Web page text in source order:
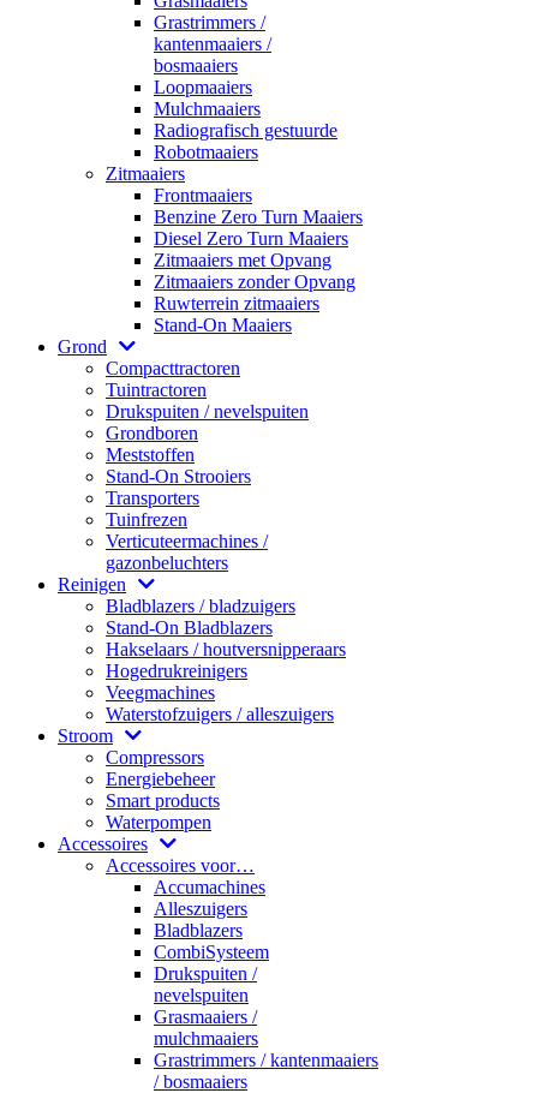
Grastrimmers /
kantenmaaiers /
bosmaaiers
Loopmaaiers
Mulchmaaiers
Radiografisch gestuurde
Robotmaaiers
Zitmaaiers
Frontmaaiers
Benzine Zero Turn Maaiers
Diesel Zero Turn Maaiers
Zitmaaiers met Opvang
Zitmaaiers zonder Opvang
Ruwterrein zitmaaiers
Stand-On Maaiers
Grond
Compacttractoren
Tuintractoren
Drukspuiten / nevelspuiten
Grondboren
Meststoffen
Stand-On Strooiers
Transporters
Tuinfrezen
Verticuteermachines /
gazonbeluchters
Reinigen
Bladblazers / bladzuigers
Stand-On Bladblazers
Hakselaars / houtversnipperaars
Hogedrukreinigers
Veegmachines
Waterstofzuigers / alleszuigers
Stroom
Compressors
Energiebeheer
Smart products
Waterpompen
Accessoires
Accessoires voor…
Accumachines
Alleszuigers
Bladblazers
CombiSysteem
Drukspuiten /
nevelspuiten
Grasmaaiers /
mulchmaaiers
Grastrimmers / kantenmaaiers
/ bosmaaiers